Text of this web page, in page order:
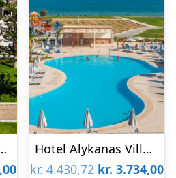
Resort Hotel
Den
Hotel Alykanas Village
kr.4.430,72 Den
kr. 3.734,00